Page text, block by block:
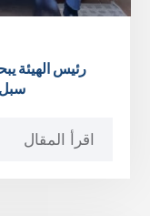
رئيس الهيئة
سبل
اقرأ المقال